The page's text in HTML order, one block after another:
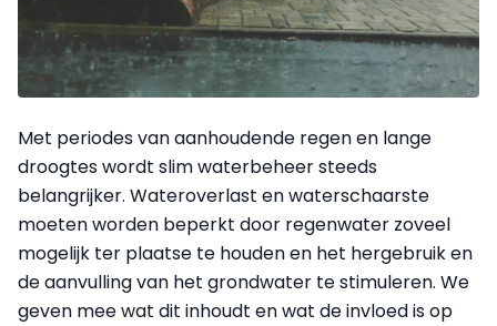
Met periodes van aanhoudende regen en lange
droogtes wordt slim waterbeheer steeds
belangrijker. Wateroverlast en waterschaarste
moeten worden beperkt door regenwater zoveel
mogelijk ter plaatse te houden en het hergebruik en
de aanvulling van het grondwater te stimuleren. We
geven mee wat dit inhoudt en wat de invloed is op